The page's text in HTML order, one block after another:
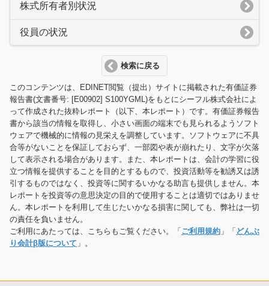
株式所有者別状況
役員の状況
検索に戻る
このコンテンツは、EDINET閲覧（提出）サイトに掲載された有価証券
報告書(文書番号: [E00902] S100YGML)をもとにシーフル株式会社によ
って作成された抜粋レポート（以下、本レポート）です。有価証券報告
書から該当の情報を取得し、小さい画面の端末でも見られるようソフト
ウェアで機械的に情報の見栄えを調整しています。ソフトウェアに不具
合等がないことを保証しておらず、一部図や表が崩れたり、文字が欠落
して表示される場合があります。また、本レポートは、会計の学習に役
立つ情報を提供することを目的とするもので、投資活動等を勧誘又は誘
引するものではなく、投資等に関するいかなる助言も提供しません。本
レポートを投資等の意思決定の目的で使用することは適切ではありませ
ん。本レポートを利用して生じたいかなる損害に関しても、弊社は一切
の責任を負いません。
ご利用にあたっては、こちらもご覧ください。「 ご利用規約 」「 どんぶ
り会計β版について 」。